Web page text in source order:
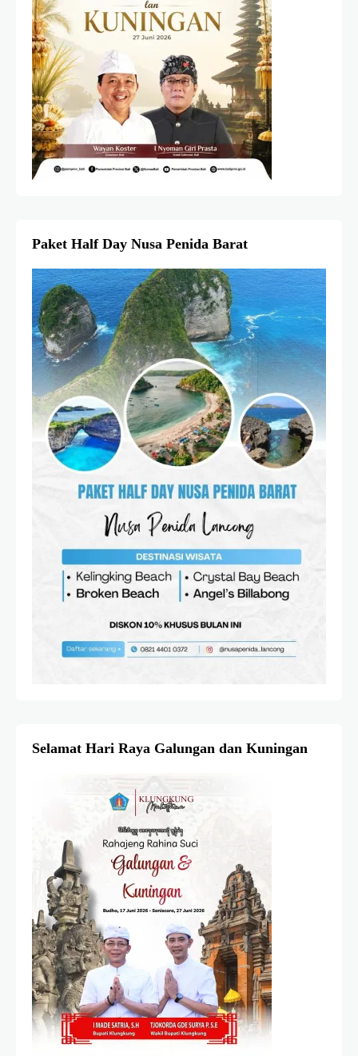
Paket Half Day Nusa Penida Barat
Selamat Hari Raya Galungan dan Kuningan